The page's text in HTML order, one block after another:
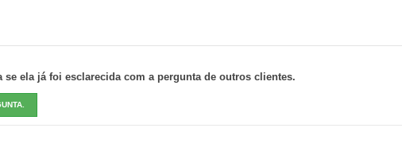
ela já foi esclarecida com a pergunta de outros clientes.